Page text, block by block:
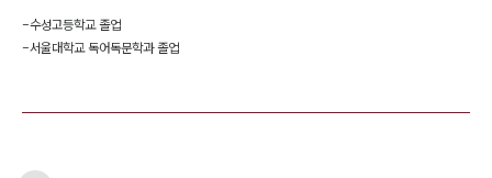
-수성고등학교 졸업
-서울대학교 독어독문학과 졸업